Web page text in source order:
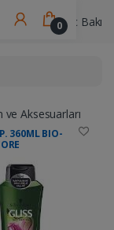
0Saç
ve Aksesuarları
360ML BIO-